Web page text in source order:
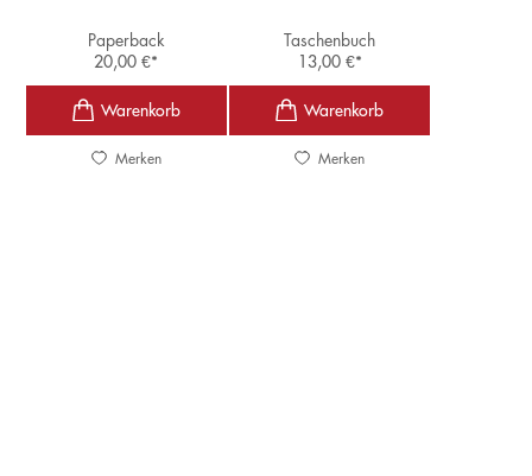
Paperback
20,00€*
Merken
Taschenbuch
13,00 €*
Merken